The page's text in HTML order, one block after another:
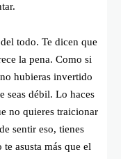
todo. Te dicen que
la pena. Como si
hubieras invertido
seas débil. Lo haces
no quieres traicionar
sentir eso, tienes
asusta más que el